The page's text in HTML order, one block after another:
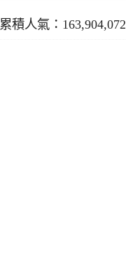
累積人氣：163,904,072